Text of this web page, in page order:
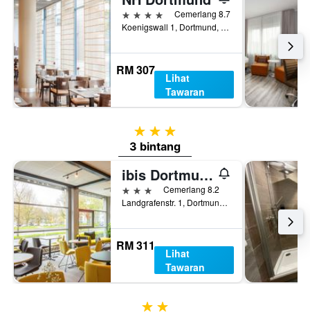
4 bintang
Cemerlang 8.7
Koenigswall 1, Dortmund, North Rhine-Westphalia, Jerman
RM 307
Lihat
Tawaran
3 bintang
3 bintang
ibis Dortmund City
3 bintangCemerlang 8.2
Landgrafenstr. 1, Dortmund, North Rhine-Westphalia, Jerman
RM 311
Lihat
Tawaran
2 bintang